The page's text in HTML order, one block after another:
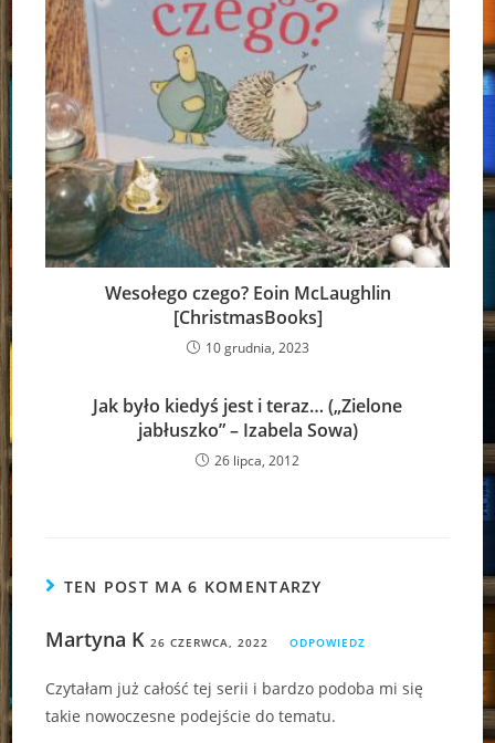
Wesołego czego? Eoin McLaughlin
[ChristmasBooks]
10 grudnia, 2023
Jak było kiedyś jest i teraz… („Zielone
jabłuszko” – Izabela Sowa)
26 lipca, 2012
TEN POST MA 6 KOMENTARZY
Martyna K 26 CZERWCA, 2022 ODPOWIEDZ
Czytałam już całość tej serii i bardzo podoba mi się
takie nowoczesne podejście do tematu.